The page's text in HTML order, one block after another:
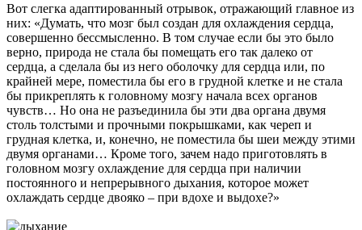
Вот слегка адаптированный отрывок, отражающий главное из
них: «Думать, что мозг был создан для охлаждения сердца,
совершенно бессмысленно. В том случае если бы это было
верно, природа не стала бы помещать его так далеко от
сердца, а сделала бы из него оболочку для сердца или, по
крайней мере, поместила бы его в грудной клетке и не стала
бы прикреплять к головному мозгу начала всех органов
чувств… Но она не разъединила бы эти два органа двумя
столь толстыми и прочными покрышками, как череп и
грудная клетка, и, конечно, не поместила бы шеи между этими
двумя органами… Кроме того, зачем надо приготовлять в
головном мозгу охлаждение для сердца при наличии
постоянного и непрерывного дыхания, которое может
охлаждать сердце двояко – при вдохе и выдохе?»